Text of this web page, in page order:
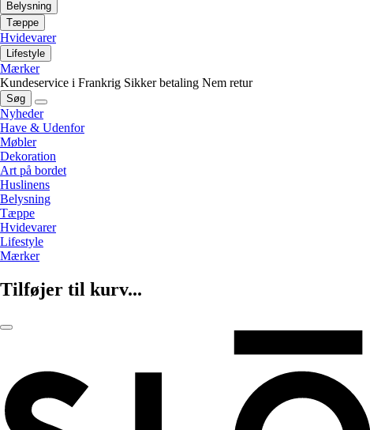
Belysning
Tæppe
Hvidevarer
Lifestyle
Mærker
Kundeservice i Frankrig Sikker betaling Nem retur
Søg
Nyheder
Have & Udenfor
Møbler
Dekoration
Art på bordet
Huslinens
Belysning
Tæppe
Hvidevarer
Lifestyle
Mærker
Tilføjer til kurv...